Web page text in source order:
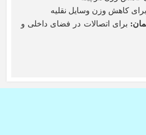
برای کاهش وزن وسایل نقلیه
: برای اتصالات در فضای داخلی و